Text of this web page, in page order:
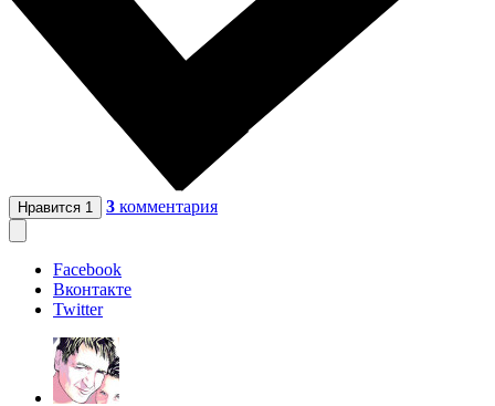
Нравится 1 3 комментария
Facebook
Вконтакте
Twitter